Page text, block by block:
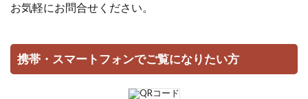
お気軽にお問合せください。
携帯・スマートフォンでご覧になりたい方